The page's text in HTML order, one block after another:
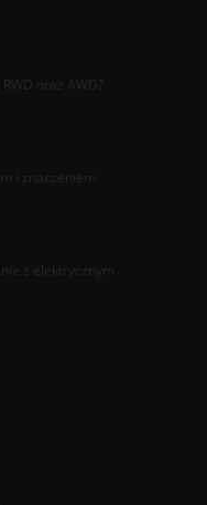
oraz AWD?
i znaczeniem
z elektrycznym